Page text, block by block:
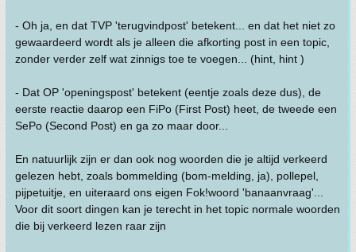
- Oh ja, en dat TVP 'terugvindpost' betekent... en dat het niet zo
gewaardeerd wordt als je alleen die afkorting post in een topic,
zonder verder zelf wat zinnigs toe te voegen... (hint, hint )
- Dat OP 'openingspost' betekent (eentje zoals deze dus), de
eerste reactie daarop een FiPo (First Post) heet, de tweede een
SePo (Second Post) en ga zo maar door...
En natuurlijk zijn er dan ook nog woorden die je altijd verkeerd
gelezen hebt, zoals bommelding (bom-melding, ja), pollepel,
pijpetuitje, en uiteraard ons eigen Fok!woord 'banaanvraag'...
Voor dit soort dingen kan je terecht in het topic normale woorden
die bij verkeerd lezen raar zijn